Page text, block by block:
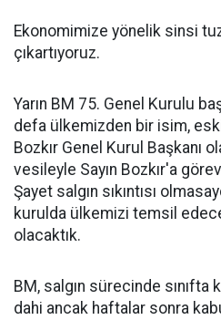
Ekonomimize yönelik sinsi
çıkartıyoruz.
Yarın BM 75. Genel Kurulu
defa ülkemizden bir isim,
Bozkır Genel Kurul Başkanı
vesileyle Sayın Bozkır'a
Şayet salgın sıkıntısı
kurulda ülkemizi temsil
olacaktık.
BM, salgın sürecinde sınıfta
dahi ancak haftalar sonra